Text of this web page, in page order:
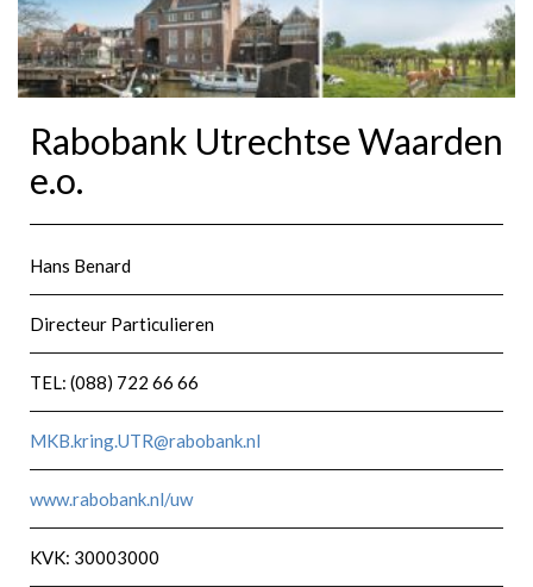
Rabobank Utrechtse Waarden
e.o.
Hans Benard
Directeur Particulieren
TEL: (088) 722 66 66
MKB.kring.UTR@rabobank.nl
www.rabobank.nl/uw
KVK: 30003000